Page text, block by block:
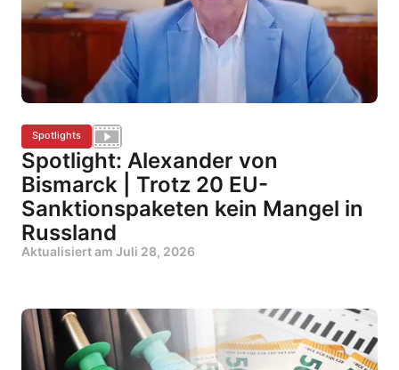
Spotlights
Spotlight: Alexander von
Bismarck | Trotz 20 EU-
Sanktionspaketen kein Mangel in
Russland
Aktualisiert am Juli 28, 2026